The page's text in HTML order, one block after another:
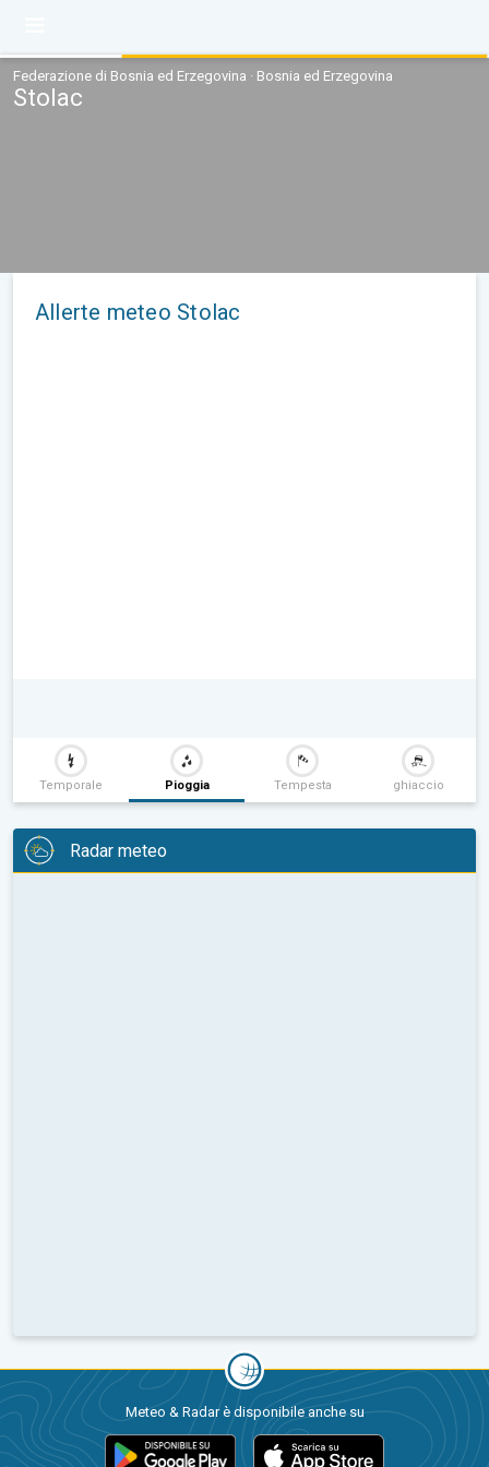
Federazione di Bosnia ed Erzegovina · Bosnia ed Erzegovina
Stolac
Allerte meteo Stolac
Temporale Pioggia Tempesta ghiaccio
Radar meteo
Meteo & Radar è disponibile anche su